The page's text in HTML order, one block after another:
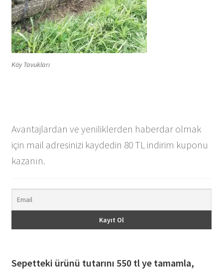
Köy Tavukları
Avantajlardan ve yeniliklerden haberdar olmak
için mail adresinizi kaydedin 80 TL indirim kuponu
kazanın.
Sepetteki ürünü tutarını 550 tl ye tamamla,